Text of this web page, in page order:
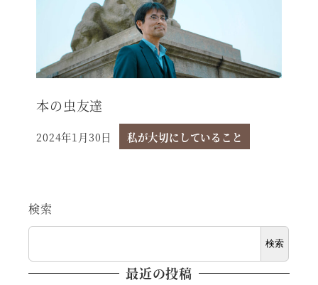
本の虫友達
投稿日
2024年1月30日 私が大切にしていること
検索
検索
最近の投稿